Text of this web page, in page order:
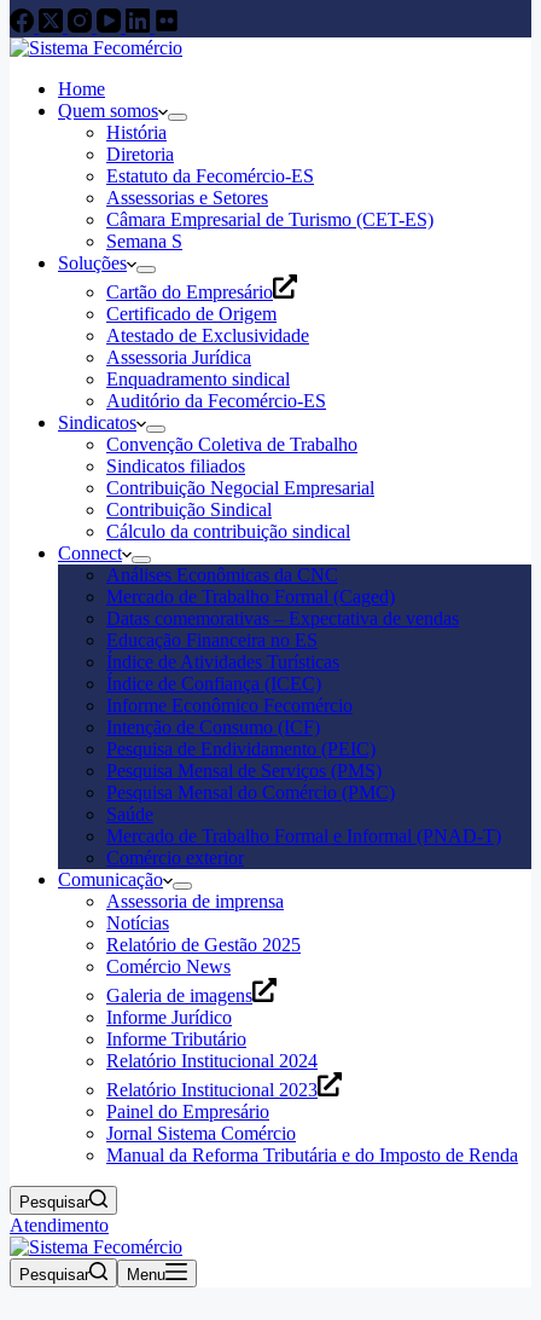
Home
Quem somos
História
Diretoria
Estatuto da Fecomércio-ES
Assessorias e Setores
Câmara Empresarial de Turismo (CET-ES)
Semana S
Soluções
Cartão do Empresário
Certificado de Origem
Atestado de Exclusividade
Assessoria Jurídica
Enquadramento sindical
Auditório da Fecomércio-ES
Sindicatos
Convenção Coletiva de Trabalho
Sindicatos filiados
Contribuição Negocial Empresarial
Contribuição Sindical
Cálculo da contribuição sindical
Connect
Análises Econômicas da CNC
Mercado de Trabalho Formal (Caged)
Datas comemorativas – Expectativa de vendas
Educação Financeira no ES
Índice de Atividades Turísticas
Índice de Confiança (ICEC)
Informe Econômico Fecomércio
Intenção de Consumo (ICF)
Pesquisa de Endividamento (PEIC)
Pesquisa Mensal de Serviços (PMS)
Pesquisa Mensal do Comércio (PMC)
Saúde
Mercado de Trabalho Formal e Informal (PNAD-T)
Comércio exterior
Comunicação
Assessoria de imprensa
Notícias
Relatório de Gestão 2025
Comércio News
Galeria de imagens
Informe Jurídico
Informe Tributário
Relatório Institucional 2024
Relatório Institucional 2023
Painel do Empresário
Jornal Sistema Comércio
Manual da Reforma Tributária e do Imposto de Renda
Pesquisar
Atendimento
Pesquisar Menu